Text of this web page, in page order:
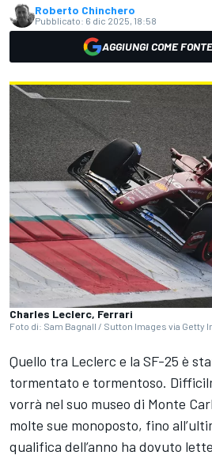
Roberto Chinchero
Pubblicato: 6 dic 2025, 18:58
AGGIUNGI COME
Charles Leclerc, Ferrari
Foto di: Sam Bagnall / Sutton Images via Getty
Quello tra Leclerc e la SF-25 è
tormentato e tormentoso.
vorrà nel suo museo di Monte
molte sue monoposto, fino
qualifica dell’anno ha dovuto